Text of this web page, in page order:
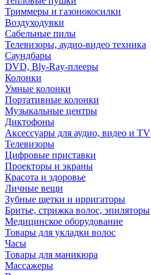
Триммеры и газонокосилки
Воздуходувки
Сабельные пилы
Телевизоры, аудио-видео техника
Саундбары
DVD, Bly-Ray-плееры
Колонки
Умные колонки
Портативные колонки
Музыкальные центры
Диктофоны
Аксессуары для аудио, видео и TV
Телевизоры
Цифровые приставки
Проекторы и экраны
Красота и здоровье
Личные вещи
Зубные щетки и ирригаторы
Бритье, стрижка волос, эпиляторы
Медицинское оборудование
Товары для укладки волос
Часы
Товары для маникюра
Массажеры